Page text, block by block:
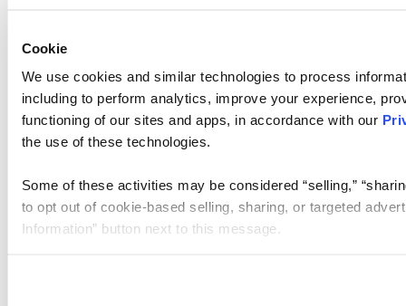
Cookie
We use cookies and similar technologies to process
including to perform analytics, improve your experience,
functioning of our sites and apps, in accordance with our
the use of these technologies.
Some of these activities may be considered “selling,”
to opt out of cookie-based selling, sharing, or targeted
Information” button next to this message.